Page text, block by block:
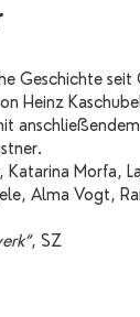
Geschichte
Heinz
Katarina Morfa,
Alma Vogt,
, SZ